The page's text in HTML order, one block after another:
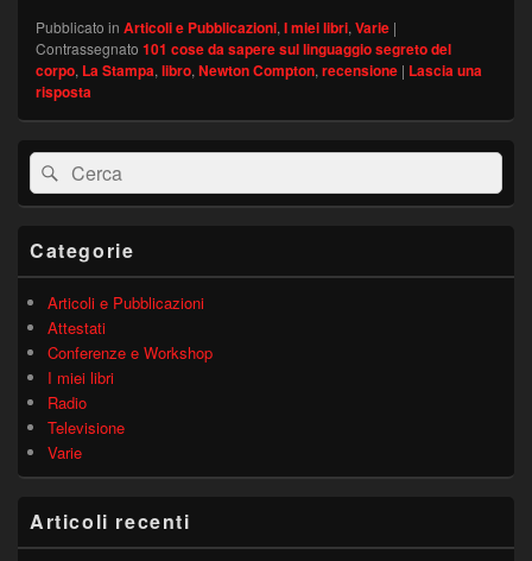
Pubblicato in Articoli e Pubblicazioni, I miei libri, Varie |
Contrassegnato 101 cose da sapere sul linguaggio segreto del
corpo, La Stampa, libro, Newton Compton, recensione | Lascia una
risposta
Area
widget
barra
Cerca:Cerca
Categorie
Articoli e Pubblicazioni
Attestati
Conferenze e Workshop
I miei libri
Radio
Televisione
Varie
Articoli recenti